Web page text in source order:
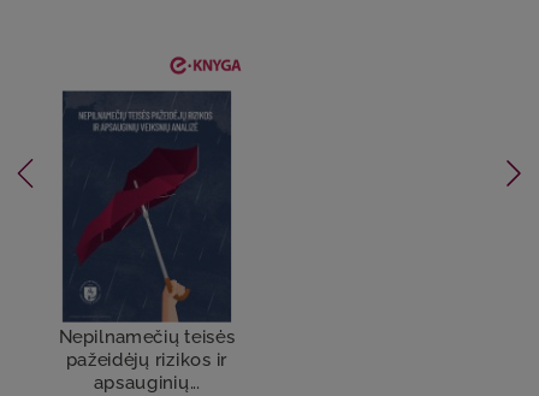
Nepilnamečių teisės
pažeidėjų rizikos ir
apsauginių...